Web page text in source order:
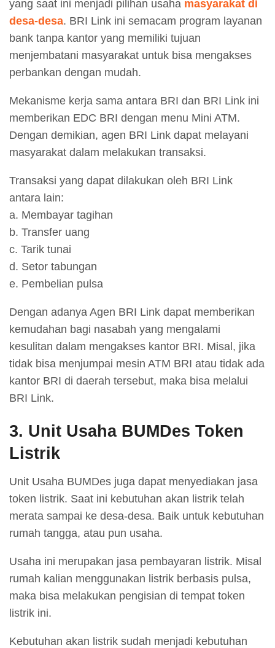
yang saat ini menjadi pilihan usaha masyarakat di
desa-desa. BRI Link ini semacam program layanan
bank tanpa kantor yang memiliki tujuan
menjembatani masyarakat untuk bisa mengakses
perbankan dengan mudah.
Mekanisme kerja sama antara BRI dan BRI Link ini
memberikan EDC BRI dengan menu Mini ATM.
Dengan demikian, agen BRI Link dapat melayani
masyarakat dalam melakukan transaksi.
Transaksi yang dapat dilakukan oleh BRI Link
antara lain:
a. Membayar tagihan
b. Transfer uang
c. Tarik tunai
d. Setor tabungan
e. Pembelian pulsa
Dengan adanya Agen BRI Link dapat memberikan
kemudahan bagi nasabah yang mengalami
kesulitan dalam mengakses kantor BRI. Misal, jika
tidak bisa menjumpai mesin ATM BRI atau tidak ada
kantor BRI di daerah tersebut, maka bisa melalui
BRI Link.
3. Unit Usaha BUMDes Token
Listrik
Unit Usaha BUMDes juga dapat menyediakan jasa
token listrik. Saat ini kebutuhan akan listrik telah
merata sampai ke desa-desa. Baik untuk kebutuhan
rumah tangga, atau pun usaha.
Usaha ini merupakan jasa pembayaran listrik. Misal
rumah kalian menggunakan listrik berbasis pulsa,
maka bisa melakukan pengisian di tempat token
listrik ini.
Kebutuhan akan listrik sudah menjadi kebutuhan